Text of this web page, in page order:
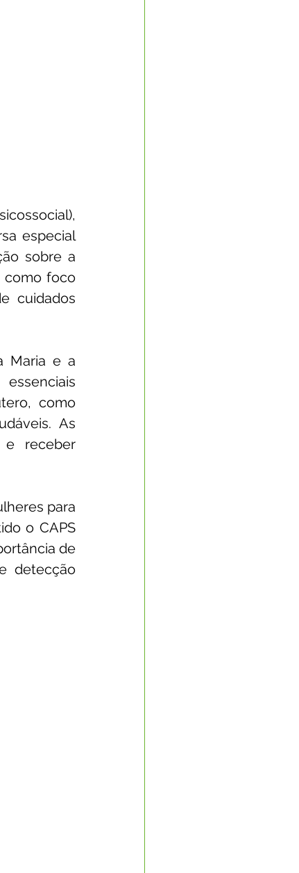
especial
sobre a
como foco
cuidados
Maria e a
como
As
e receber
para
o CAPS
de
detecção